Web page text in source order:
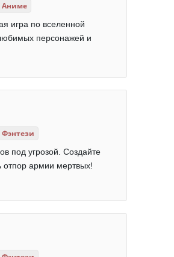
Аниме
игра по вселенной
персонажей и
Фэнтези
под угрозой. Создайте
отпор армии мертвых!